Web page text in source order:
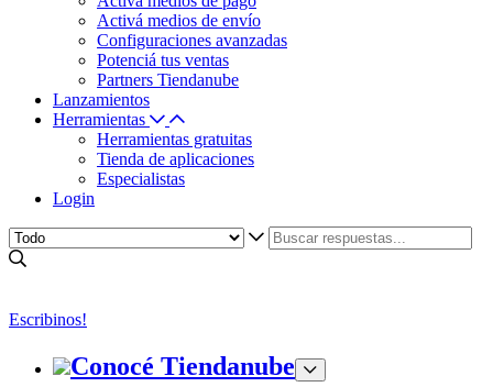
Activá medios de envío
Configuraciones avanzadas
Potenciá tus ventas
Partners Tiendanube
Lanzamientos
Herramientas
Herramientas gratuitas
Tienda de aplicaciones
Especialistas
Login
Escribinos!
Conocé Tiendanube